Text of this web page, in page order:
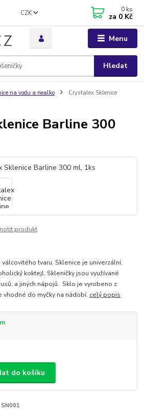
Menu
CZK
Hledat
0 ks
za 0 Kč
na vodu a nealko
Crystalex Sklenice
Barline 300
produkt
tvaru. Sklenice je univerzální,
koktejl. Skleničky jsou využívané
a jiných nápojů. Sklo je vyrobeno z
do myčky na nádobí. celý popis
do košíku
SN001